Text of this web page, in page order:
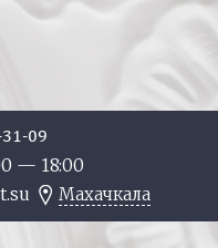
09
— 18:00
Махачкала